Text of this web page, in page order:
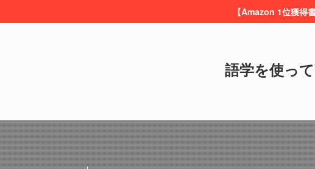
【Amazon 1位獲得
語学を使っ